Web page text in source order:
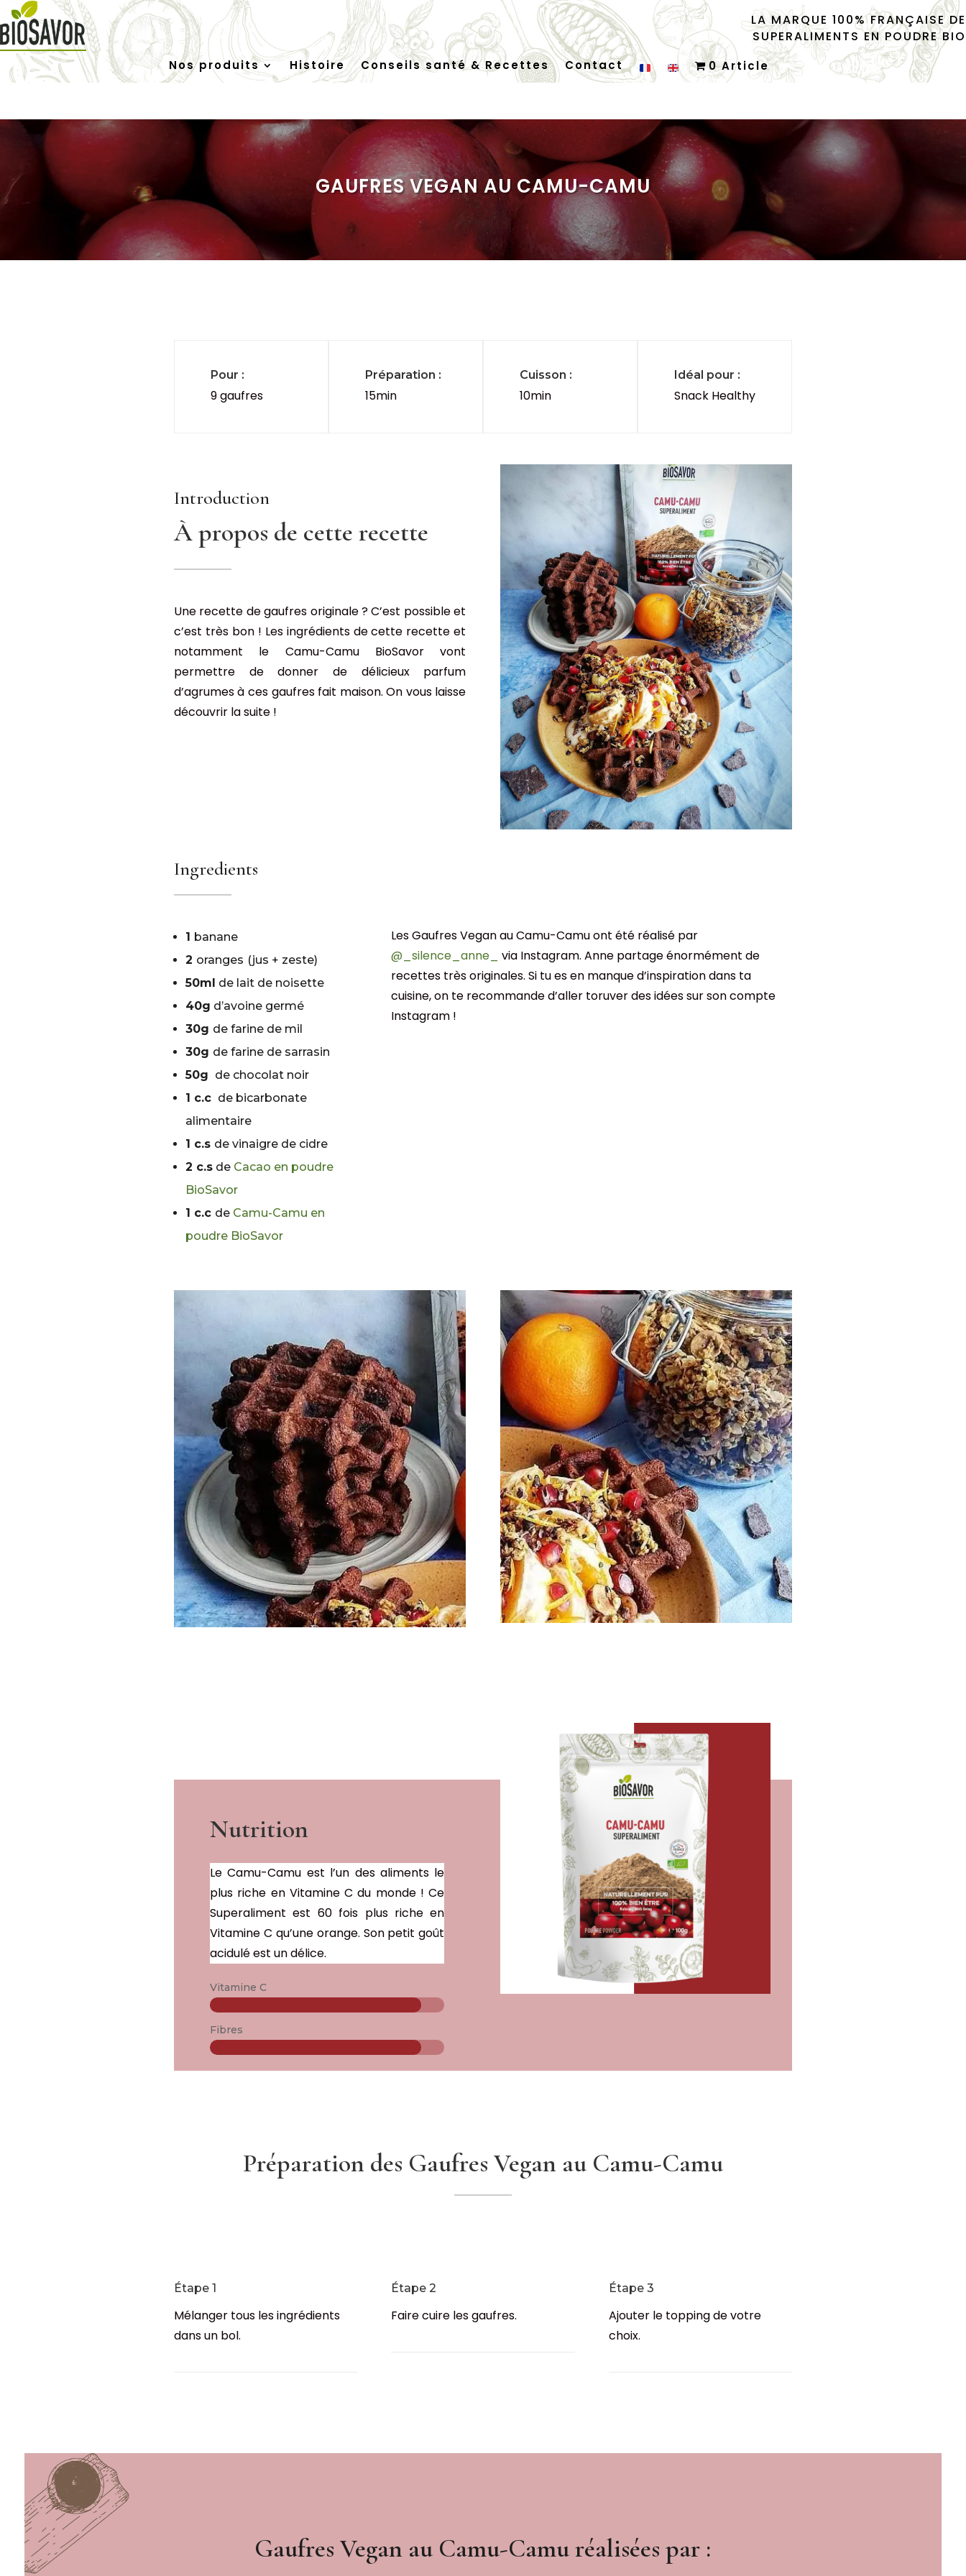
LA MARQUE 100% FRANÇAISE DE
SUPERALIMENTS EN POUDRE BIO
Nos produits Histoire Conseils santé & Recettes Contact 0 Article
GAUFRES VEGAN AU CAMU-CAMU
Pour :
9 gaufres
Préparation :
15min
Cuisson :
10min
Idéal pour :
Snack Healthy
Introduction
À propos de cette recette
Une recette de gaufres originale ? C’est possible et
c’est très bon ! Les ingrédients de cette recette et
notamment le Camu-Camu BioSavor vont
permettre de donner de délicieux parfum
d’agrumes à ces gaufres fait maison. On vous laisse
découvrir la suite !
Ingredients
1
banane
2 oranges (jus + zeste)
50ml de lait de noisette
40g d’avoine germé
30g de farine de mil
30g de farine de sarrasin
50g de chocolat noir
1 c.c de bicarbonate
alimentaire
1 c.s de vinaigre de cidre
2 c.sde Cacao en poudre
BioSavor
1 c.c de Camu-Camu en
poudre BioSavor
Les Gaufres Vegan au Camu-Camu ont été réalisé par
@_silence_anne_
via Instagram. Anne partage énormément de
recettes très originales. Si tu es en manque d’inspiration dans ta
cuisine, on te recommande d’aller toruver des idées sur son compte
Instagram !
Nutrition
Le Camu-Camu est l’un des aliments le
plus riche en Vitamine C du monde ! Ce
Superaliment est 60 fois plus riche en
Vitamine C qu’une orange. Son petit goût
acidulé est un délice.
Vitamine C
Fibres
Préparation des Gaufres Vegan au Camu-Camu
Étape 1
Mélanger tous les ingrédients
dans un bol.
Étape 2
Faire cuire les gaufres.
Étape 3
Ajouter le topping de votre
choix.
Gaufres Vegan au Camu-Camu réalisées par :